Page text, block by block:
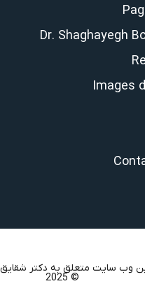
Dr. Shaghayegh
Images
وب سایت متعلق به دکتر شقایق
© 2025